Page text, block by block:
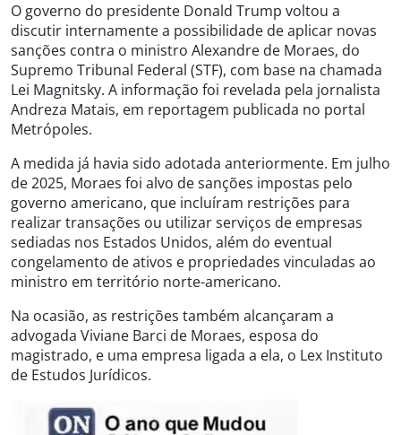
O governo do presidente Donald Trump voltou a
discutir internamente a possibilidade de aplicar novas
sanções contra o ministro Alexandre de Moraes, do
Supremo Tribunal Federal (STF), com base na chamada
Lei Magnitsky. A informação foi revelada pela jornalista
Andreza Matais, em reportagem publicada no portal
Metrópoles.
A medida já havia sido adotada anteriormente. Em julho
de 2025, Moraes foi alvo de sanções impostas pelo
governo americano, que incluíram restrições para
realizar transações ou utilizar serviços de empresas
sediadas nos Estados Unidos, além do eventual
congelamento de ativos e propriedades vinculadas ao
ministro em território norte-americano.
Na ocasião, as restrições também alcançaram a
advogada Viviane Barci de Moraes, esposa do
magistrado, e uma empresa ligada a ela, o Lex Instituto
de Estudos Jurídicos.